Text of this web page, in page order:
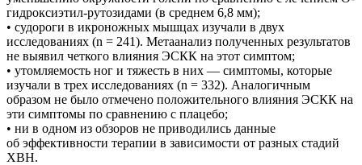
гидроксиэтил-рутозидами (в среднем 6,8 мм);
• судороги в икроножных мышцах изучали в двух
исследованиях (n = 241). Метаанализ полученных результатов
не выявил четкого влияния ЭСКК на этот симптом;
• утомляемость ног и тяжесть в них — симптомы, которые
изучали в трех исследованиях (n = 332). Аналогичным
образом не было отмечено положительного влияния ЭСКК на
эти симптомы по сравнению с плацебо;
• ни в одном из обзоров не приводились данные
об эффективности терапии в зависимости от разных стадий
ХВН.